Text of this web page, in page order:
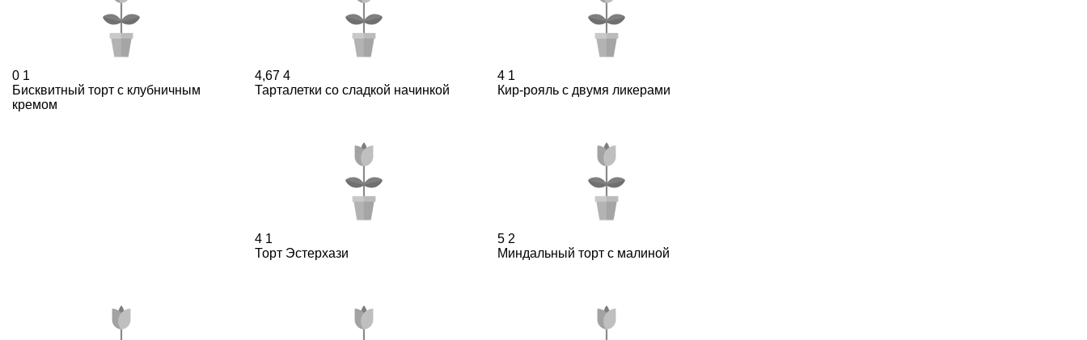
0 1
Бисквитный торт с клубничным
кремом
4,67 4
Тарталетки со сладкой начинкой
4 1
Кир-рояль с двумя ликерами
4 1
Торт Эстерхази
5 2
Миндальный торт с малиной